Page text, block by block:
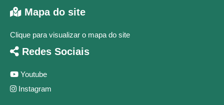
Mapa do site
Clique para visualizar o mapa do site
Redes Sociais
Youtube
Instagram